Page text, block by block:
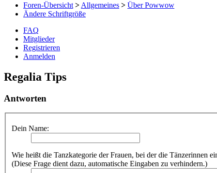
Foren-Übersicht > Allgemeines > Über Powwow
Ändere Schriftgröße
FAQ
Mitglieder
Registrieren
Anmelden
Regalia Tips
Antworten
Dein Name:
Wie heißt die Tanzkategorie der Frauen, bei der die Tänzerinnen
(Diese Frage dient dazu, automatische Eingaben zu verhindern.)